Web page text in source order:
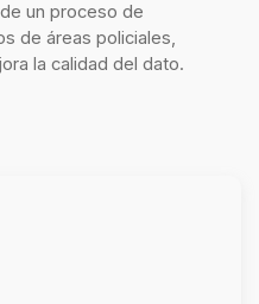
un proceso de
de áreas policiales,
la calidad del dato.